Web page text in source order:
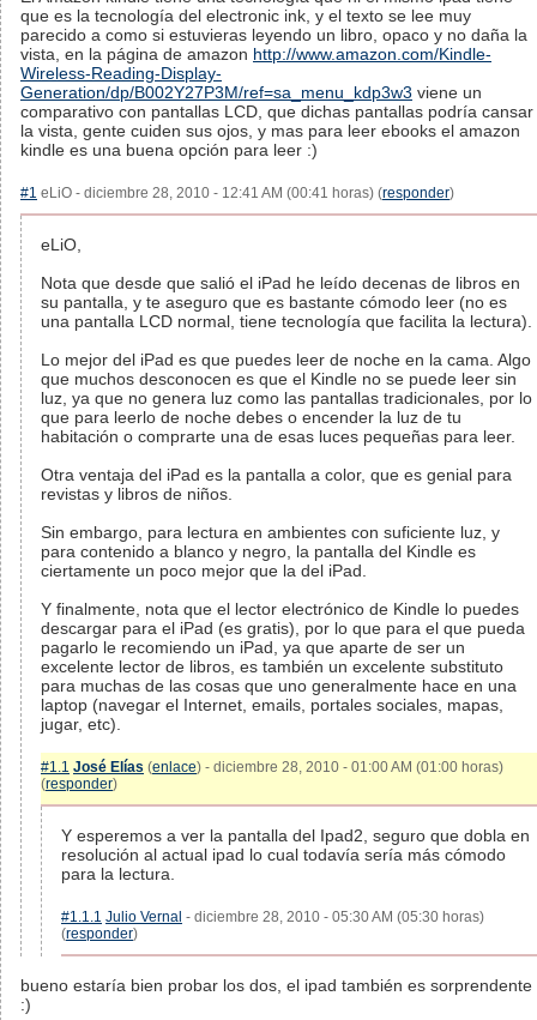
que es la tecnología del electronic ink, y el texto se lee muy
parecido a como si estuvieras leyendo un libro, opaco y no daña la
vista, en la página de amazon http://www.amazon.com/Kindle-
Wireless-Reading-Display-
Generation/dp/B002Y27P3M/ref=sa_menu_kdp3w3 viene un
comparativo con pantallas LCD, que dichas pantallas podría cansar
la vista, gente cuiden sus ojos, y mas para leer ebooks el amazon
kindle es una buena opción para leer :)
#1 eLiO - diciembre 28, 2010 - 12:41 AM (00:41 horas) (responder)
eLiO,
Nota que desde que salió el iPad he leído decenas de libros en
su pantalla, y te aseguro que es bastante cómodo leer (no es
una pantalla LCD normal, tiene tecnología que facilita la lectura).
Lo mejor del iPad es que puedes leer de noche en la cama. Algo
que muchos desconocen es que el Kindle no se puede leer sin
luz, ya que no genera luz como las pantallas tradicionales, por lo
que para leerlo de noche debes o encender la luz de tu
habitación o comprarte una de esas luces pequeñas para leer.
Otra ventaja del iPad es la pantalla a color, que es genial para
revistas y libros de niños.
Sin embargo, para lectura en ambientes con suficiente luz, y
para contenido a blanco y negro, la pantalla del Kindle es
ciertamente un poco mejor que la del iPad.
Y finalmente, nota que el lector electrónico de Kindle lo puedes
descargar para el iPad (es gratis), por lo que para el que pueda
pagarlo le recomiendo un iPad, ya que aparte de ser un
excelente lector de libros, es también un excelente substituto
para muchas de las cosas que uno generalmente hace en una
laptop (navegar el Internet, emails, portales sociales, mapas,
jugar, etc).
#1.1 José Elías (enlace) - diciembre 28, 2010 - 01:00 AM (01:00 horas)
(responder)
Y esperemos a ver la pantalla del Ipad2, seguro que dobla en
resolución al actual ipad lo cual todavía sería más cómodo
para la lectura.
#1.1.1 Julio Vernal - diciembre 28, 2010 - 05:30 AM (05:30 horas)
(responder)
bueno estaría bien probar los dos, el ipad también es sorprendente
:)